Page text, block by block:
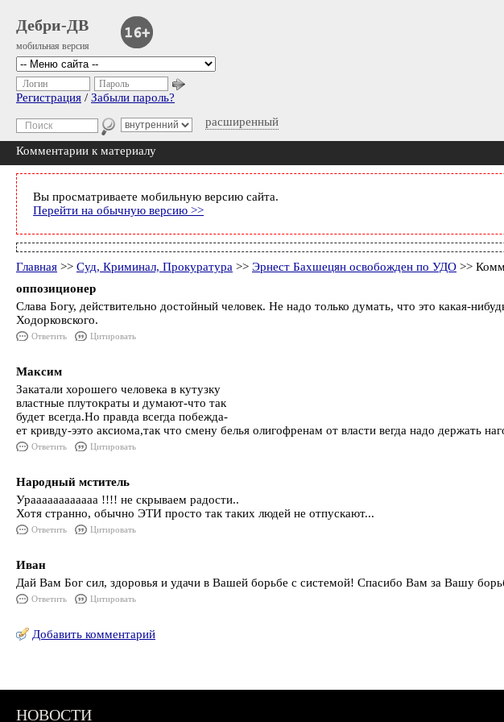
Дебри-ДВ
мобильная версия
расширенный
Логин Пароль
Регистрация / Забыли пароль?
Комментарии к материалу
Вы просматриваете мобильную версию сайта.
Перейти на обычную версию >>
Главная >> Суд, Криминал, Прокуратура >> Эрнест Бахшецян освобожден по УДО >>
оппозиционер
Слава Богу, действительно достойный человек. Не надо только думать, что это какая-
Ходорковского.
Ответить Цитировать
Максим
Закатали хорошего человека в кутузку
властные плутократы и думают-что так
будет всегда.Но правда всегда побежда-
ет кривду-ээто аксиома,так что смену белья олигофренам от власти вегда надо держать
Ответить Цитировать
Народный мститель
Ураааааааааааа !!!! не скрываем радости..
Хотя странно, обычно ЭТИ просто так таких людей не отпускают...
Ответить Цитировать
Иван
Дай Вам Бог сил, здоровья и удачи в Вашей борьбе с системой! Спасибо Вам за Вашу
Ответить Цитировать
Добавить комментарий
НОВОСТИ